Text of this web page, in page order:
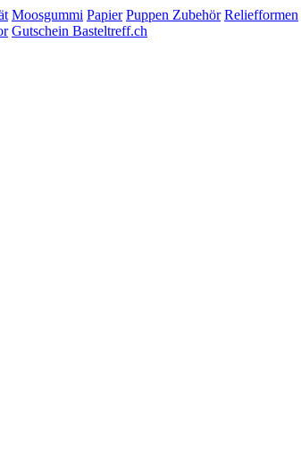
Moosgummi Papier Puppen Zubehör Reliefformen
Gutschein Basteltreff.ch